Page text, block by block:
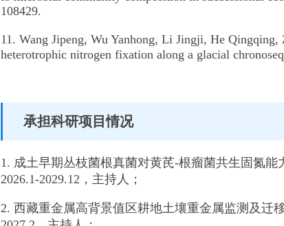
108429.
11. Wang Jipeng, Wu Yanhong, Li Jingji, He
heterotrophic nitrogen fixation along a glacial
承担科研项目情况
1. 成土早期丛枝菌根真菌对黄芪-根瘤菌共生固氮
2026.1-2029.12，主持人；
2. 西藏重金属高背景值区耕地土壤重金属监测及迁